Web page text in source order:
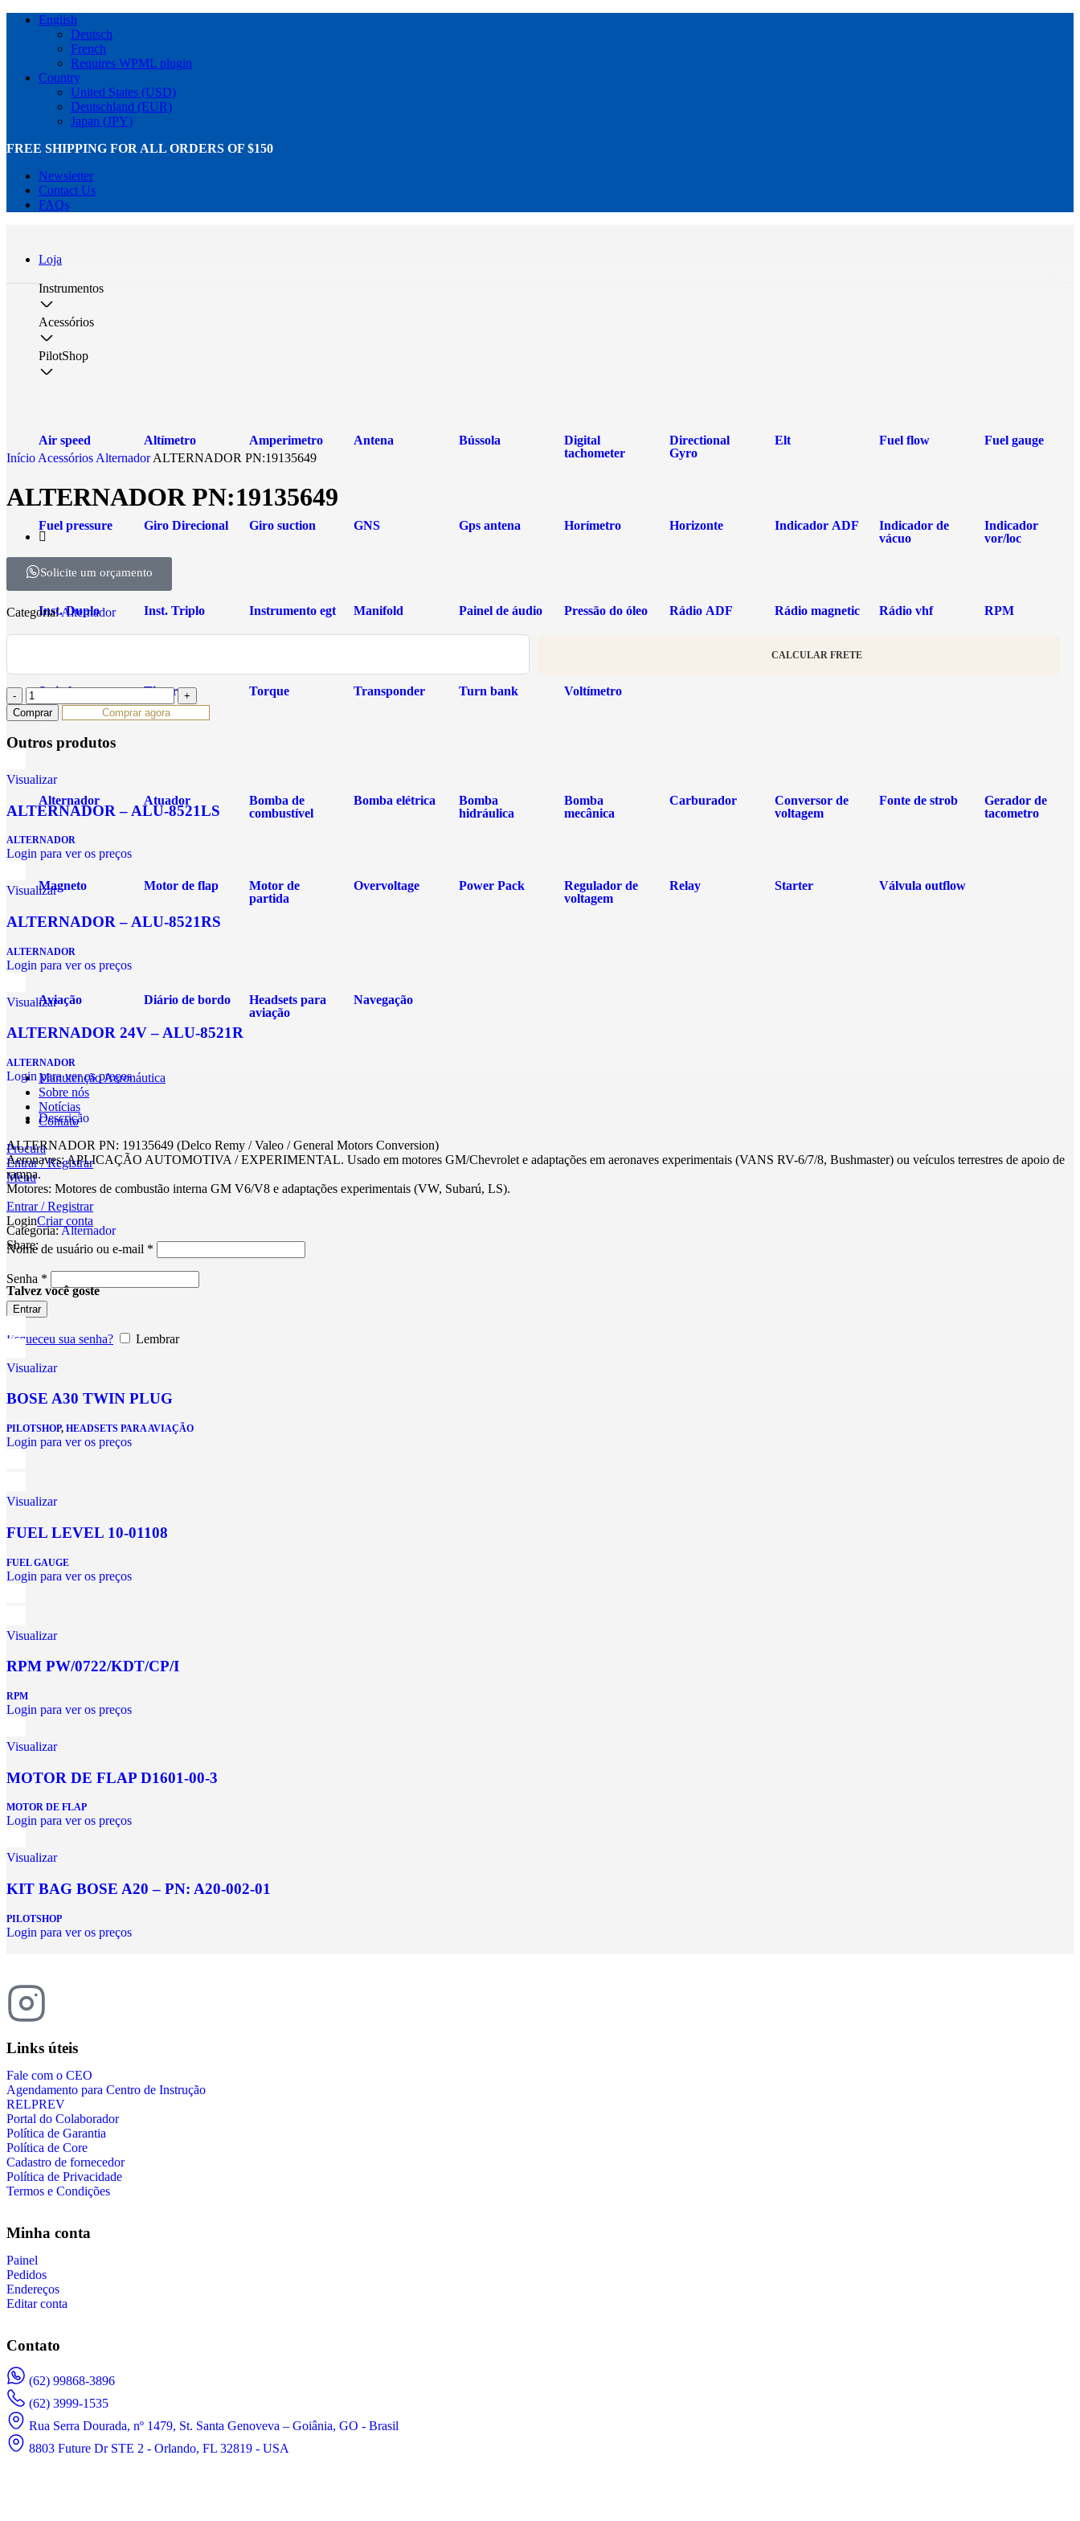
English
Deutsch
French
Requires WPML plugin
Country
United States (USD)
Deutschland (EUR)
Japan (JPY)
FREE SHIPPING FOR ALL ORDERS OF $150
Newsletter
Contact Us
FAQs
Loja
Instrumentos
Acessórios
PilotShop
Air speed Altímetro Amperimetro Antena Bússola
Digital
tachometer
Directional
Gyro
Elt Fuel flow Fuel gauge
Fuel pressure Giro Direcional Giro suction GNS Gps antena Horímetro Horizonte Indicador ADF
Indicador de
vácuo
Indicador
vor/loc
Inst. Duplo Inst. Triplo Instrumento egt Manifold Painel de áudio Pressão do óleo Rádio ADF Rádio magnetic Rádio vhf RPM
Switch pressure Timer Torque Transponder Turn bank Voltímetro
Alternador Atuador
Bomba de
combustível
Bomba elétrica
Bomba
hidráulica
Bomba
mecânica
Carburador
Conversor de
voltagem
Fonte de strob
Gerador de
tacometro
Magneto Motor de flap
Motor de
partida
Overvoltage Power Pack
Regulador de
voltagem
Relay Starter Válvula outflow
Aviação Diário de bordo
Headsets para
aviação
Navegação
Manutenção Aeronáutica
Sobre nós
Notícias
Contato
Procura
Entrar / Registrar
Menu
Entrar / Registrar
LoginCriar conta
Nome de usuário ou e-mail *
Senha *
Entrar
Esqueceu sua senha? Lembrar
Início Acessórios AlternadorALTERNADOR PN:19135649
ALTERNADOR PN:19135649
Solicite um orçamento
Categoria:Alternador
CALCULAR FRETE
Comprar Comprar agora
Outros produtos
Visualizar
ALTERNADOR – ALU-8521LS
ALTERNADOR
Login para ver os preços
Visualizar
ALTERNADOR – ALU-8521RS
ALTERNADOR
Login para ver os preços
Visualizar
ALTERNADOR 24V – ALU-8521R
ALTERNADOR
Login para ver os preços
Descrição
​ALTERNADOR PN: 19135649 (Delco Remy / Valeo / General Motors Conversion)
​Aeronaves: APLICAÇÃO AUTOMOTIVA / EXPERIMENTAL. Usado em motores GM/Chevrolet e adaptações em aeronaves experimentais (VANS RV-6/7/8, Bushmaster) ou veículos terrestres de apoio de
rampa.
​Motores: Motores de combustão interna GM V6/V8 e adaptações experimentais (VW, Subarú, LS).
Categoria:Alternador
Share:
Talvez você goste
Visualizar
BOSE A30 TWIN PLUG
PILOTSHOP, HEADSETS PARA AVIAÇÃO
Login para ver os preços
Visualizar
FUEL LEVEL 10-01108
FUEL GAUGE
Login para ver os preços
Visualizar
RPM PW/0722/KDT/CP/I
RPM
Login para ver os preços
Visualizar
MOTOR DE FLAP D1601-00-3
MOTOR DE FLAP
Login para ver os preços
Visualizar
KIT BAG BOSE A20 – PN: A20-002-01
PILOTSHOP
Login para ver os preços
Links úteis
Fale com o CEO
Agendamento para Centro de Instrução
RELPREV
Portal do Colaborador
Política de Garantia
Política de Core
Cadastro de fornecedor
Política de Privacidade
Termos e Condições
Minha conta
Painel
Pedidos
Endereços
Editar conta
Contato
(62) 99868-3896
(62) 3999-1535
Rua Serra Dourada, nº 1479, St. Santa Genoveva – Goiânia, GO - Brasil
8803 Future Dr STE 2 - Orlando, FL 32819 - USA